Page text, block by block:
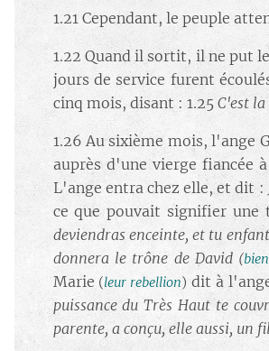
1.21 Cependant, le peuple
1.22 Quand il sortit, il ne put
jours de service furent
cinq mois, disant : 1.25 C'est
1.26 Au sixième mois, l'ange
auprès d'une vierge fiancée
L'ange entra chez elle, et dit :
ce que pouvait signifier une
deviendras enceinte, et tu
donnera le trône de David (
Marie (leur rebellion) dit à
puissance du Très Haut te
parente, a conçu, elle aussi, un